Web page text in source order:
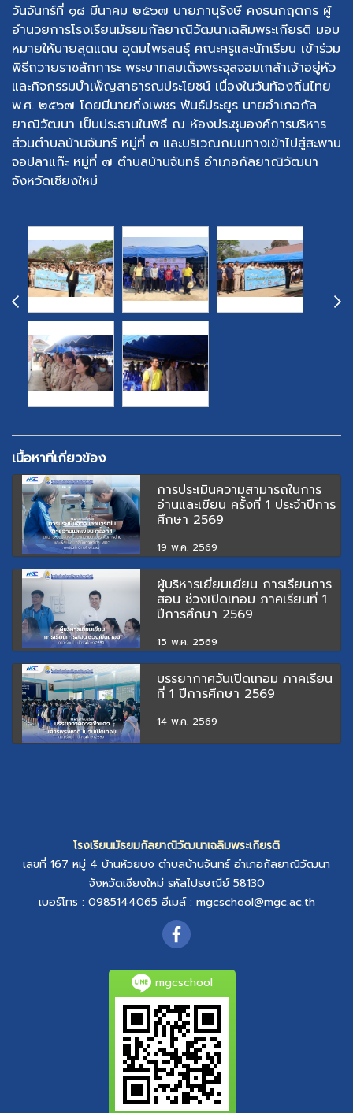
วันจันทร์ที่ ๑๘ มีนาคม ๒๕๖๗ นายภานุรังษี คงธนกฤตกร ผู้
อำนวยการโรงเรียนมัธยมกัลยาณิวัฒนาเฉลิมพระเกียรติ มอบ
หมายให้นายสุดแดน อุดมไพรสนธุ์ คณะครูและนักเรียน เข้าร่วม
พิธีถวายราชสักการะ พระบาทสมเด็จพระจุลจอมเกล้าเจ้าอยู่หัว
และกิจกรรมบำเพ็ญสาธารณประโยชน์ เนื่องในวันท้องถิ่นไทย
พ.ศ. ๒๕๖๗ โดยมีนายกิ่งเพชร พันธ์ประยูร นายอําเภอกัล
ยาณิวัฒนา เป็นประธานในพิธี ณ ห้องประชุมองค์การบริหาร
ส่วนตำบลบ้านจันทร์ หมู่ที่ ๓ และบริเวณถนนทางเข้าไปสู่สะพาน
จอปลาแก๊ะ หมู่ที่ ๗ ตำบลบ้านจันทร์ อำเภอกัลยาณิวัฒนา
จังหวัดเชียงใหม่
เนื้อหาที่เกี่ยวข้อง
การประเมินความสามารถในการ
อ่านและเขียน ครั้งที่ 1 ประจำปีการ
ศึกษา 2569
19 พ.ค. 2569
ผู้บริหารเยี่ยมเยียน การเรียนการ
สอน ช่วงเปิดเทอม ภาคเรียนที่ 1
ปีการศึกษา 2569
15 พ.ค. 2569
บรรยากาศวันเปิดเทอม ภาคเรียน
ที่ 1 ปีการศึกษา 2569
14 พ.ค. 2569
โรงเรียนมัธยมกัลยาณิวัฒนาเฉลิมพระเกียรติ
เลขที่ 167 หมู่ 4 บ้านห้วยบง ตำบลบ้านจันทร์อำเภอกัลยาณิวัฒนา
จังหวัดเชียงใหม่ รหัสไปรษณีย์ 58130
เบอร์โทร : 0985144065 อีเมล์ : mgcschool@mgc.ac.th
mgcschool